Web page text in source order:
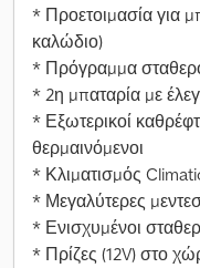
* Προετοιμασία για
καλώδιο)
* Πρόγραμμα
* 2η μπαταρία με
* Εξωτερικοί
θερμαινόμενοι
* Κλιματισμός
* Μεγαλύτερες
* Ενισχυμένοι
* Πρίζες (12V) στο